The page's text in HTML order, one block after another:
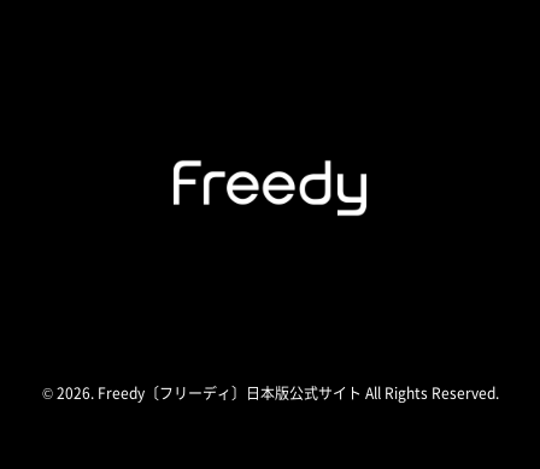
© 2026. Freedy〔フリーディ〕日本版公式サイト All Rights Reserved.